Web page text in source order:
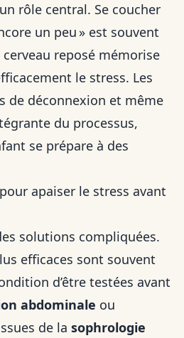
rôle central. Se coucher
un peu » est souvent
reposé mémorise
le stress. Les
de déconnexion et même
du processus,
se prépare à des
apaiser le stress avant
solutions compliquées.
efficaces sont souvent
d’être testées avant
abdominale ou
de la sophrologie